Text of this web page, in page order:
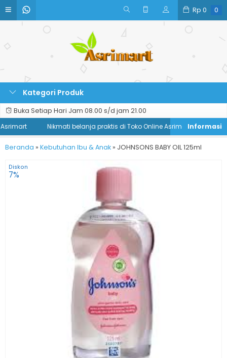
Rp 0 0
Kategori Produk
Buka Setiap Hari Jam 08.00 s/d jam 21.00
Nikmati belanja praktis di Toko Online Asrimart
Beranda » Kebutuhan Ibu & Anak » JOHNSONS BABY OIL 125ml
Diskon
7%